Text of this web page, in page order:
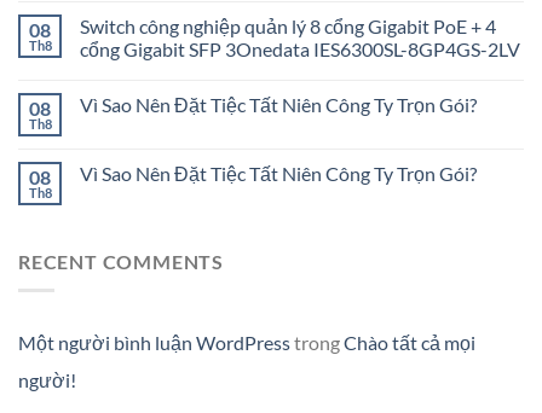
08
Th8
Switch công nghiệp quản lý 8 cổng Gigabit PoE + 4
cổng Gigabit SFP 3Onedata IES6300SL-8GP4GS-2LV
08
Th8
Vì Sao Nên Đặt Tiệc Tất Niên Công Ty Trọn Gói?
08
Th8
Vì Sao Nên Đặt Tiệc Tất Niên Công Ty Trọn Gói?
RECENT COMMENTS
Một người bình luận WordPresstrongChào tất cả mọi
người!